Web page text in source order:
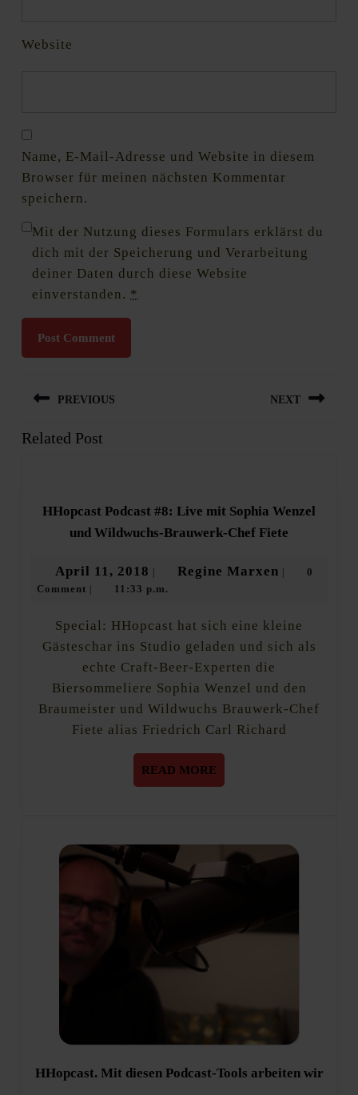
Website
Name, E-Mail-Adresse und Website in diesem
Browser für meinen nächsten Kommentar
speichern.
Mit der Nutzung dieses Formulars erklärst du
dich mit der Speicherung und Verarbeitung
deiner Daten durch diese Website
einverstanden. *
PREVIOUS
Previous
NEXT
Related Post
HHopcast Podcast #8: Live mit Sophia Wenzel
und Wildwuchs-Brauwerk-Chef Fiete
Live
Wenzel
und
Wildwuchs-
Chef
Fiete
April 11, 2018 April
11,
Regine Marxen Regine
0
Comment
11:33 p.m.
Special: HHopcast hat sich eine kleine
Gästeschar ins Studio geladen und sich als
echte Craft-Beer-Experten die
Biersommeliere Sophia Wenzel und den
Braumeister und Wildwuchs Brauwerk-Chef
Fiete alias Friedrich Carl Richard
READ MORE
MORE
HHopcast. Mit diesen Podcast-Tools arbeiten wir